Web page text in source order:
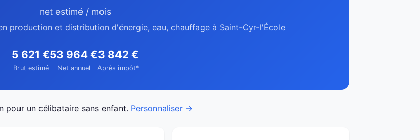
net estimé / mois
production et distribution d'énergie, eau, chauffage à Saint-Cyr-l'École
5 621 €
Brut estimé
53 964 €
Net annuel
3 842 €
Après impôt*
pour un célibataire sans enfant. Personnaliser →